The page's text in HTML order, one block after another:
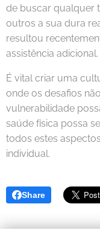
de buscar qualquer
outros a sua dura
resultou
assistência adicional.
É vital criar uma
onde os desafios
vulnerabilidade
saúde física possa
todos estes
individual.
Share